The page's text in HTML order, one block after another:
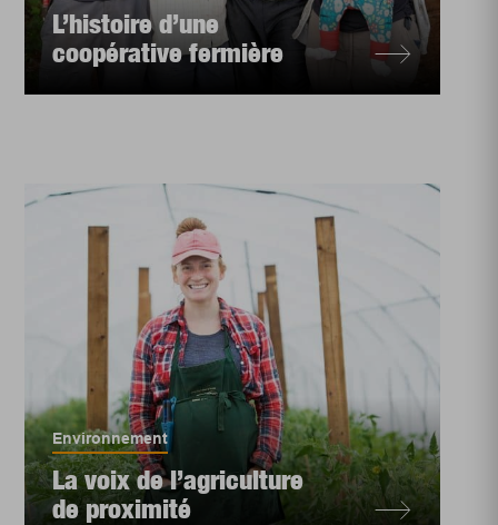
L’histoire d’une
coopérative fermière
Environnement
La voix de l’agriculture
de proximité